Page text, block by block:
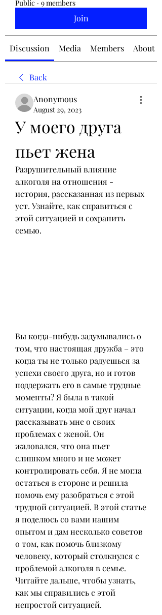
Public · 9 members
Join
Discussion Media Members About
Back
Anonymous
August 29, 2023
У моего друга
пьет жена
Разрушительный влияние
алкоголя на отношения -
история, рассказанная из первых
уст. Узнайте, как справиться с
этой ситуацией и сохранить
семью.
Вы когда-нибудь задумывались о
том, что настоящая дружба – это
когда ты не только радуешься за
успехи своего друга, но и готов
поддержать его в самые трудные
моменты? Я была в такой
ситуации, когда мой друг начал
рассказывать мне о своих
проблемах с женой. Он
жаловался, что она пьет
слишком много и не может
контролировать себя. Я не могла
остаться в стороне и решила
помочь ему разобраться с этой
трудной ситуацией. В этой статье
я поделюсь со вами нашим
опытом и дам несколько советов
о том, как помочь близкому
человеку, который столкнулся с
проблемой алкоголя в семье.
Читайте дальше, чтобы узнать,
как мы справились с этой
непростой ситуацией.